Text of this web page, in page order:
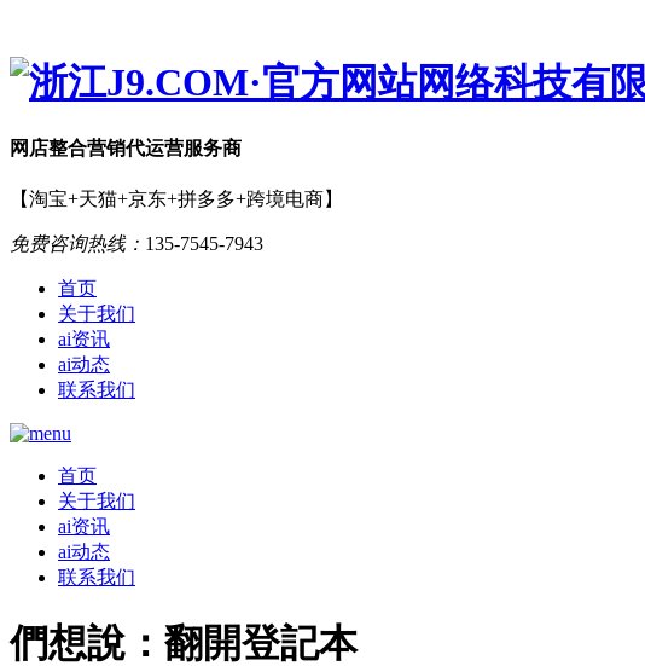
网店整合营销代运营服务商
【淘宝+天猫+京东+拼多多+跨境电商】
免费咨询热线： 135-7545-7943
首页
关于我们
ai资讯
ai动态
联系我们
首页
关于我们
ai资讯
ai动态
联系我们
們想說：翻開登記本